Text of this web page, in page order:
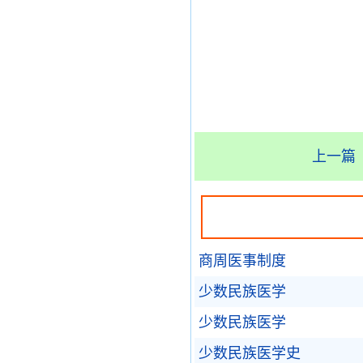
上一篇
商周医事制度
少数民族医学
少数民族医学
少数民族医学史